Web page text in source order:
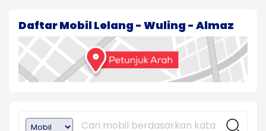
Daftar Mobil Lelang - Wuling - Almaz